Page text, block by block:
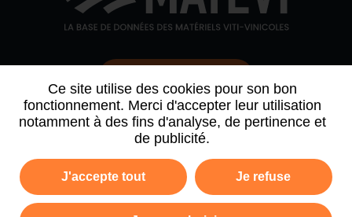
Ce site utilise des cookies pour son bon
fonctionnement. Merci d'accepter leur utilisation
notamment à des fins d'analyse, de pertinence et
de publicité.
J'accepte tout Je refuse
QUI SOMMES-NOUS AGENDA
ARCHIVE NEWSLETTER
Politique de confidentialité Mentions légales